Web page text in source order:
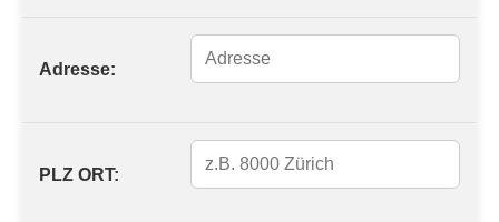
Adresse:
PLZ ORT: